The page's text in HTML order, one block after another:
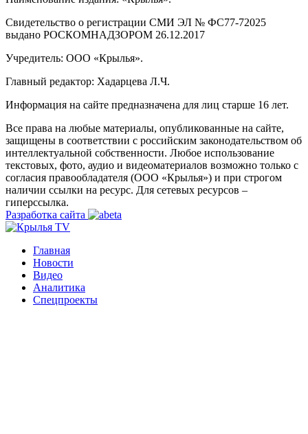
Свидетельство о регистрации СМИ ЭЛ № ФС77-72025
выдано РОСКОМНАДЗОРОМ 26.12.2017
Учредитель: ООО «Крылья».
Главный редактор: Хадарцева Л.Ч.
Информация на сайте предназначена для лиц старше 16 лет.
Все права на любые материалы, опубликованные на сайте,
защищены в соответствии с российским законодательством об
интеллектуальной собственности. Любое использование
текстовых, фото, аудио и видеоматериалов возможно только с
согласия правообладателя (ООО «Крылья») и при строгом
наличии ссылки на ресурс. Для сетевых ресурсов –
гиперссылка.
Разработка сайта
Главная
Новости
Видео
Аналитика
Спецпроекты